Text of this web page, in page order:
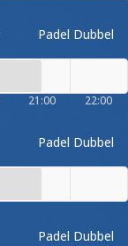
Padel Dubbel
21:00 22:00
Padel Dubbel
Padel Dubbel